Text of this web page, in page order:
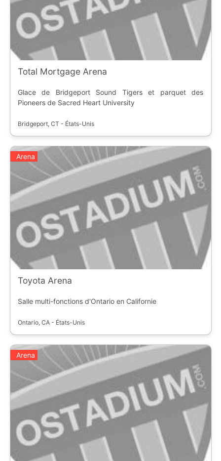
Total Mortgage Arena
Glace de Bridgeport Sound Tigers et parquet des
Pioneers de Sacred Heart University
Bridgeport, CT - États-Unis
Arena
Toyota Arena
Salle multi-fonctions d'Ontario en Californie
Ontario, CA - États-Unis
Arena